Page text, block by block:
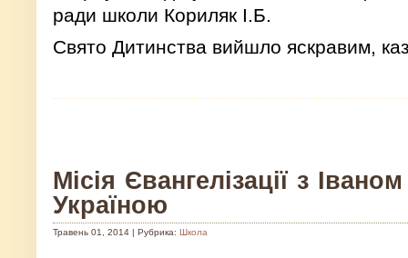
ради школи Кориляк І.Б.
Свято Дитинства вийшло яскравим,
Місія Євангелізації з
Україною
Травень 01, 2014 | Рубрика: Школа